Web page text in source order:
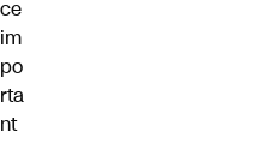
ce
im
po
rta
nt